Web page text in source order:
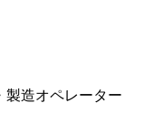
製造オペレーター